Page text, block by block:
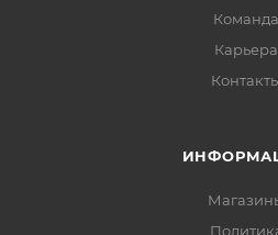
Команда
Карьера